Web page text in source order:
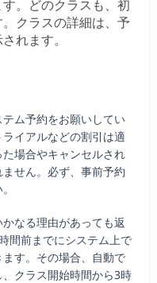
。 どのクラスも、初
クラスの詳細は、予
れます。
ム予約をお願いしてい
イアルなどの割引は適
場合やキャンセルされ
せん。必ず、事前予約
なる理由があっても返
間前までにシステム上で
す。その場合、自動で
クラス開始時間から3時